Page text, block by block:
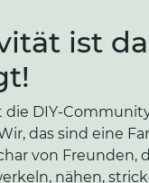
ist
die DIY-
das sind eine
von Freunden,
nähen,